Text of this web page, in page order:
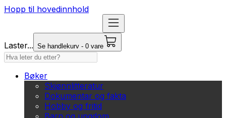
Hopp til hovedinnhold
Laster... Se handlekurv - 0 vare
Bøker
Skjønnlitteratur
Dokumentar og fakta
Hobby og fritid
Barn og ungdom